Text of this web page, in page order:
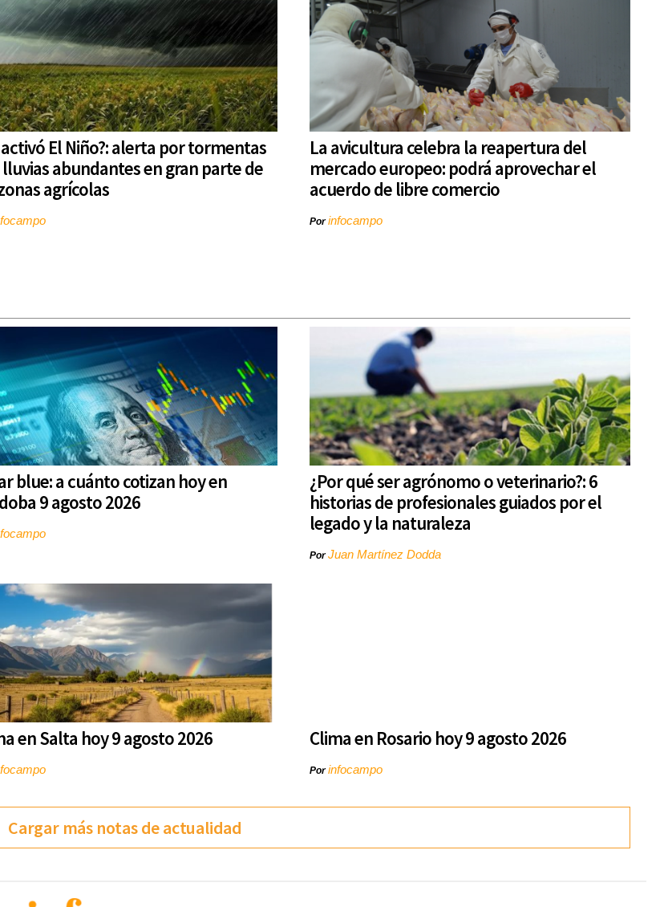
activó El Niño?: alerta por tormentas
abundantes en gran parte de
agrícolas
La avicultura celebra la reapertura del
mercado europeo: podrá aprovechar el
acuerdo de libre comercio
Porinfocampo
blue: a cuánto cotizan hoy en
9 agosto 2026
¿Por qué ser agrónomo o veterinario?: 6
historias de profesionales guiados por el
legado y la naturaleza
PorJuan Martínez Dodda
en Salta hoy 9 agosto 2026 Clima en Rosario hoy 9 agosto 2026
Porinfocampo
Cargar más notas de actualidad